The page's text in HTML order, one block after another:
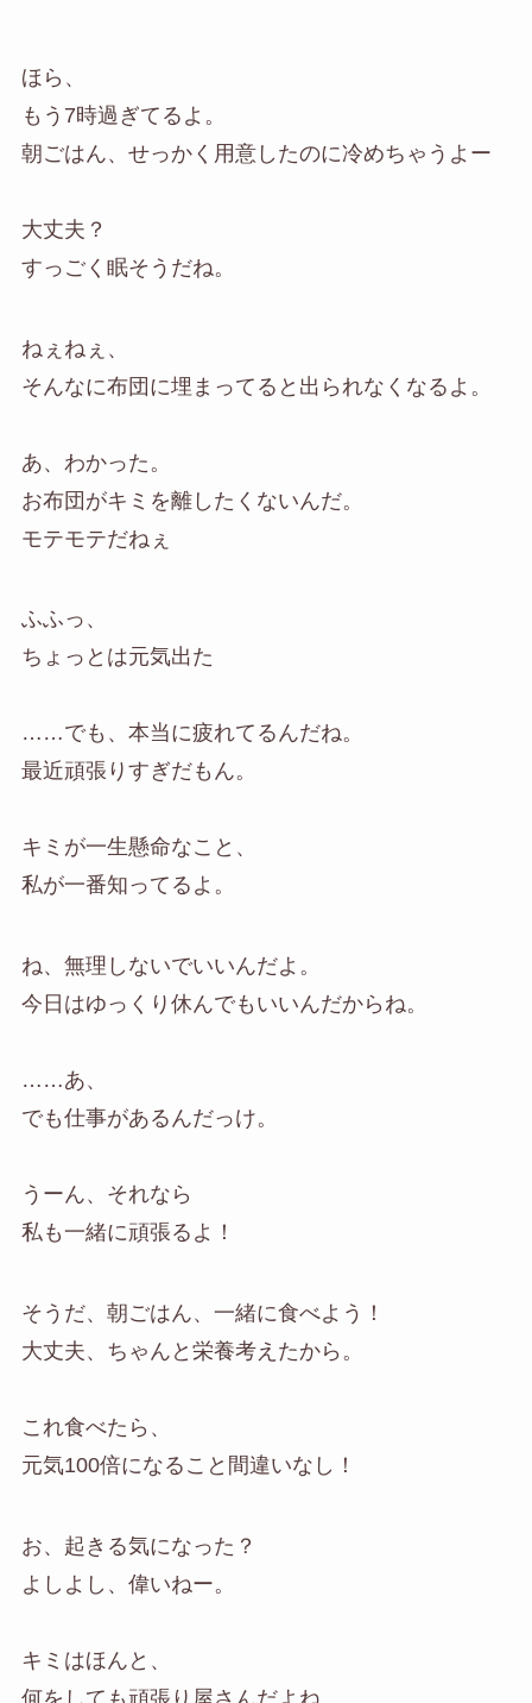
ほら、
もう7時過ぎてるよ。
朝ごはん、せっかく用意したのに冷めちゃうよー
大丈夫？
すっごく眠そうだね。
ねぇねぇ、
そんなに布団に埋まってると出られなくなるよ。
あ、わかった。
お布団がキミを離したくないんだ。
モテモテだねぇ
ふふっ、
ちょっとは元気出た
……でも、本当に疲れてるんだね。
最近頑張りすぎだもん。
キミが一生懸命なこと、
私が一番知ってるよ。
ね、無理しないでいいんだよ。
今日はゆっくり休んでもいいんだからね。
……あ、
でも仕事があるんだっけ。
うーん、それなら
私も一緒に頑張るよ！
そうだ、朝ごはん、一緒に食べよう！
大丈夫、ちゃんと栄養考えたから。
これ食べたら、
元気100倍になること間違いなし！
お、起きる気になった？
よしよし、偉いねー。
キミはほんと、
何をしても頑張り屋さんだよね。